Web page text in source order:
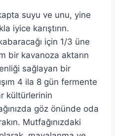
suyu ve unu, yine
iyice karıştırın.
kabaracağı için 1/3 üne
bir kavanoza aktarın
sağlayan bir
4 ila 8 gün fermente
kültürlerinin
göz önünde oda
Mutfağınızdaki